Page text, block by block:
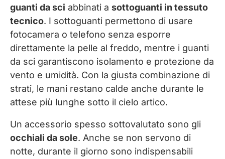
guanti da sci abbinati a sottoguanti in tessuto
tecnico. I sottoguanti permettono di usare
fotocamera o telefono senza esporre
direttamente la pelle al freddo, mentre i guanti
da sci garantiscono isolamento e protezione da
vento e umidità. Con la giusta combinazione di
strati, le mani restano calde anche durante le
attese più lunghe sotto il cielo artico.
Un accessorio spesso sottovalutato sono gli
occhiali da sole. Anche se non servono di
notte, durante il giorno sono indispensabili